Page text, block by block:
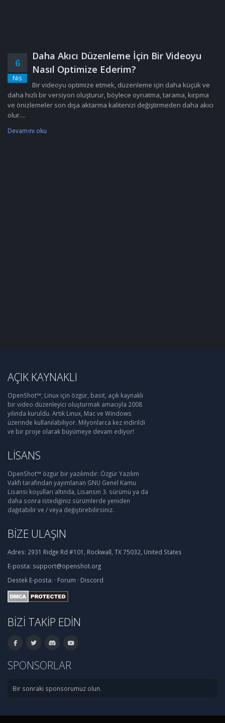
6
Nis
Daha Akıcı Düzenleme İçin Bir Videoyu
Nasıl Optimize Ederim?
Bir videoyu optimize etmek, düzenleme için daha küçük ve
daha hızlı bir versiyon oluşturur, böylece oynatma, tarama, kırpma
ve önizlemeler son dışa aktarma kalitenizi değiştirmeden daha akıcı
olur....
Devamını oku
AÇIK KAYNAKLI
OpenShot™; Linux için özgür, basit, açık kaynaklı
bir video düzenleyici oluşturmak amacıyla 2008
yılında kuruldu. Artık Linux, Mac ve Windows
üzerinde kullanılabiliyor. Milyonlarca kez indirildi
ve bir proje olarak büyümeye devam ediyor!
LISANS
OpenShot™ özgür bir yazılımdır: Özgür Yazılım
Vakfı tarafından yayımlanan GNU Genel Kamu
Lisansı koşulları altında, Lisansın 3. sürümü ya da
daha sonra istediğiniz sürümlerde yeniden
dağıtabilir ve / veya değiştirebilirsiniz.
BIZE ULAŞIN
Adres: 2931 Ridge Rd #101, Rockwall, TX 75032, United States
E-posta: support@openshot.org
Destek E-posta: · Forum · Discord
BIZI TAKIP EDIN
SPONSORLAR
Bir sonraki sponsorumuz olun.